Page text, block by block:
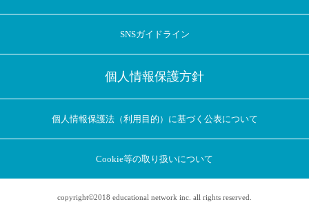
SNSガイドライン
個人情報保護方針
個人情報保護法（利用目的）に基づく公表について
Cookie等の取り扱いについて
copyright©2018 educational network inc. all rights reserved.